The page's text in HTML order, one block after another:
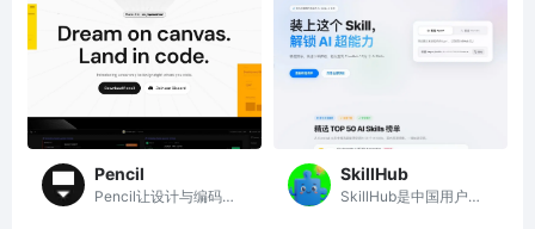
Pencil
Pencil让设计与编码无
SkillHub
SkillHub是中国用户优